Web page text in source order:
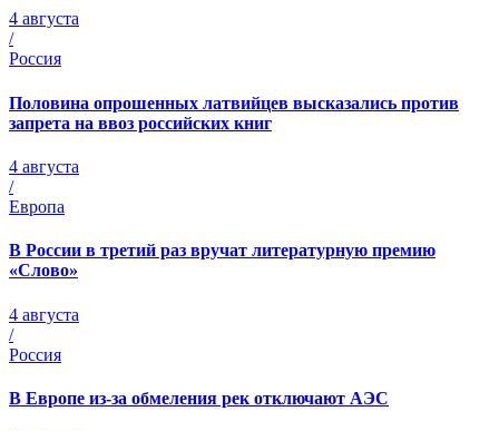
4 августа
/
Россия
Половина опрошенных латвийцев высказались против
запрета на ввоз российских книг
4 августа
/
Европа
В России в третий раз вручат литературную премию
«Слово»
4 августа
/
Россия
В Европе из-за обмеления рек отключают АЭС